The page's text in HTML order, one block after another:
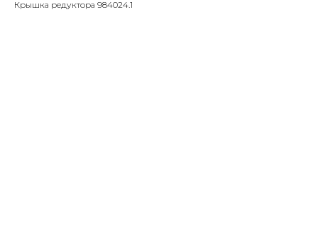
Крышка редуктора 984024.1